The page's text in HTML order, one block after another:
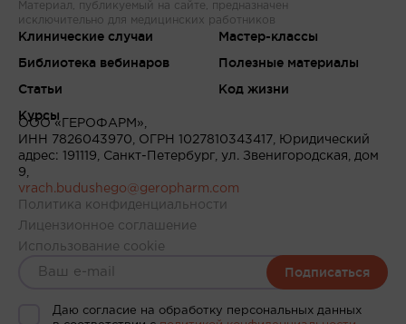
Материал, публикуемый на сайте, предназначен
исключительно для медицинских работников
Клинические случаи
Библиотека вебинаров
Статьи
Курсы
Мастер-классы
Полезные материалы
Код жизни
ООО «ГЕРОФАРМ»,
ИНН 7826043970, ОГРН 1027810343417, Юридический
адрес: 191119, Санкт-Петербург, ул. Звенигородская, дом
9,
vrach.budushego@geropharm.com
Политика конфиденциальности
Лицензионное соглашение
Использование cookie
Подписаться
Даю согласие на обработку персональных данных